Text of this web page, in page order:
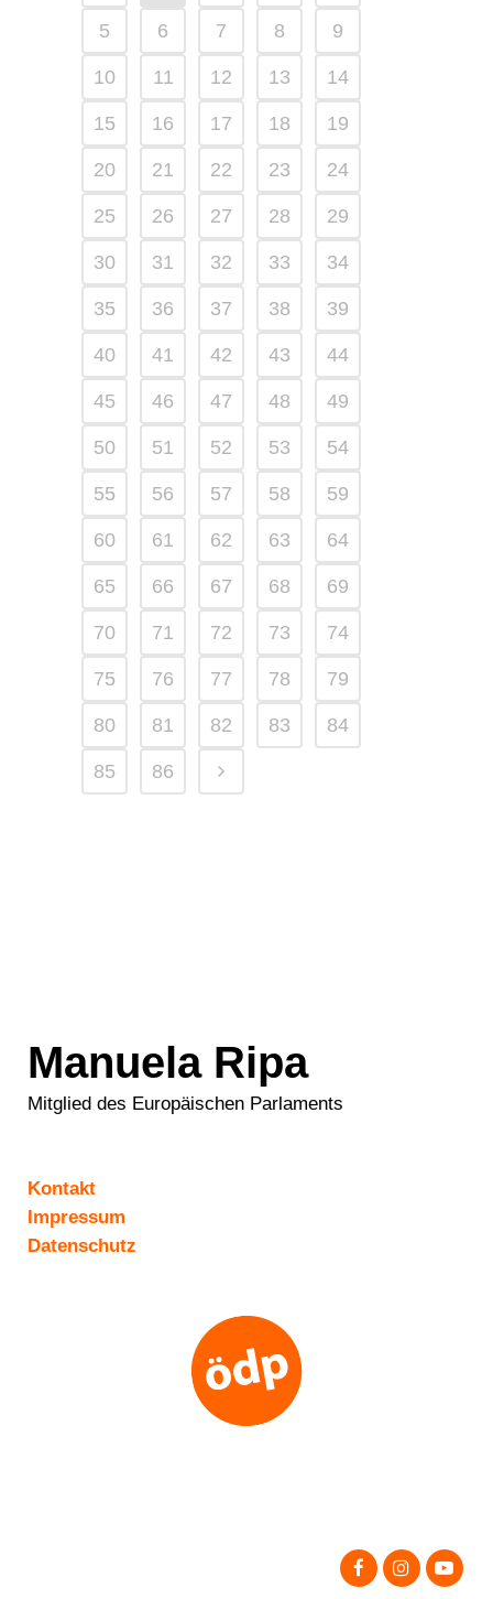
5 6 7 8 9
10 11 12 13 14
15 16 17 18 19
20 21 22 23 24
25 26 27 28 29
30 31 32 33 34
35 36 37 38 39
40 41 42 43 44
45 46 47 48 49
50 51 52 53 54
55 56 57 58 59
60 61 62 63 64
65 66 67 68 69
70 71 72 73 74
75 76 77 78 79
80 81 82 83 84
85 86
Manuela Ripa
Mitglied des Europäischen Parlaments
Kontakt
Impressum
Datenschutz